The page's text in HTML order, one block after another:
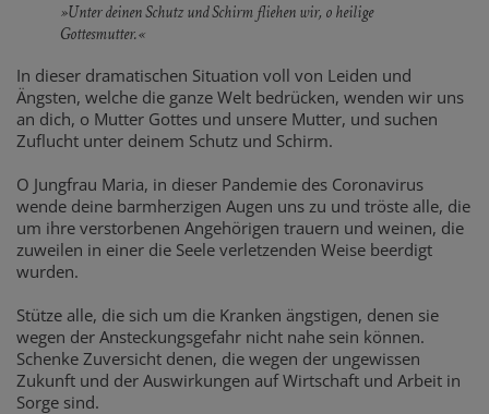
»Unter deinen Schutz und Schirm fliehen wir, o heilige
Gottesmutter.«
In dieser dramatischen Situation voll von Leiden und
Ängsten, welche die ganze Welt bedrücken, wenden wir uns
an dich, o Mutter Gottes und unsere Mutter, und suchen
Zuflucht unter deinem Schutz und Schirm.
O Jungfrau Maria, in dieser Pandemie des Coronavirus
wende deine barmherzigen Augen uns zu und tröste alle, die
um ihre verstorbenen Angehörigen trauern und weinen, die
zuweilen in einer die Seele verletzenden Weise beerdigt
wurden.
Stütze alle, die sich um die Kranken ängstigen, denen sie
wegen der Ansteckungsgefahr nicht nahe sein können.
Schenke Zuversicht denen, die wegen der ungewissen
Zukunft und der Auswirkungen auf Wirtschaft und Arbeit in
Sorge sind.